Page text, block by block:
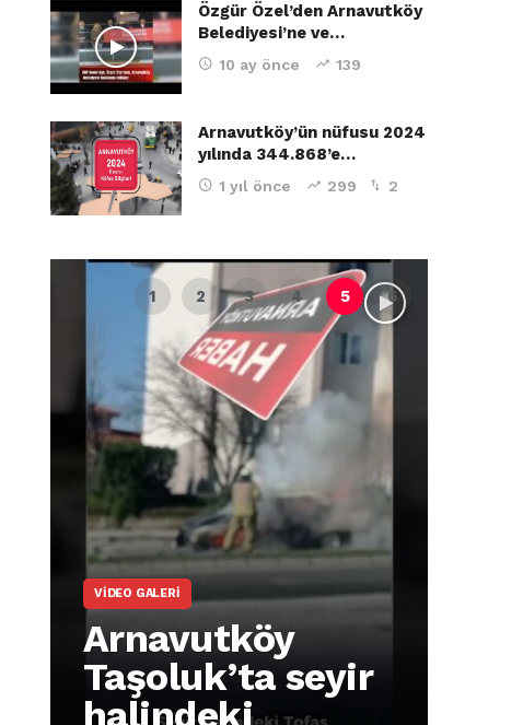
Özgür Özel’den Arnavutköy
Belediyesi’ne ve…
10 ay önce 139
Arnavutköy’ün nüfusu 2024
yılında 344.868’e…
1 yıl önce 299 2
VIDEO GALERI
Arnavutköy
Taşoluk’ta seyir
halindeki